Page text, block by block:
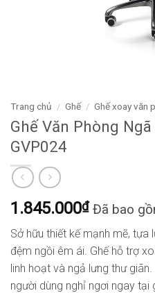
Trang chủ / Ghế / Ghế xoay văn
Ghế Văn Phòng
GVP024
1.845.000₫ Đã bao
Sở hữu thiết kế mạnh mẽ, tựa
đệm ngồi êm ái. Ghế hỗ trợ
linh hoạt và ngả lưng thư
người dùng nghỉ ngơi ngay